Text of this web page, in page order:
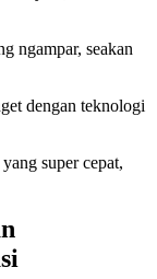
ngampar, seakan
dengan teknologi
super cepat,